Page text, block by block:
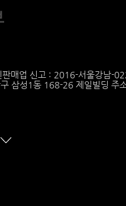
매업 신고 : 2016-서울강남-
삼성1동 168-26 제일빌딩 주